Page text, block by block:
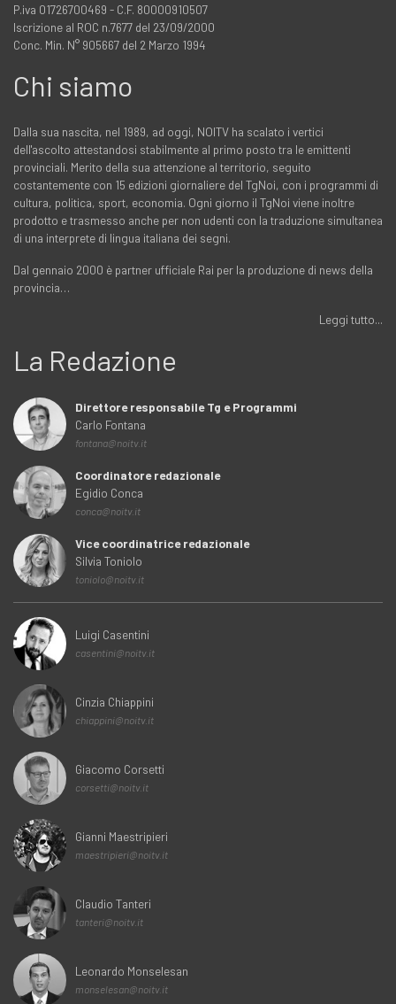
P.iva 01726700469 - C.F. 80000910507
Iscrizione al ROC n.7677 del 23/09/2000
Conc. Min. N° 905667 del 2 Marzo 1994
Chi siamo
Dalla sua nascita, nel 1989, ad oggi, NOITV ha scalato i vertici
dell'ascolto attestandosi stabilmente al primo posto tra le emittenti
provinciali. Merito della sua attenzione al territorio, seguito
costantemente con 15 edizioni giornaliere del TgNoi, con i programmi di
cultura, politica, sport, economia. Ogni giorno il TgNoi viene inoltre
prodotto e trasmesso anche per non udenti con la traduzione simultanea
di una interprete di lingua italiana dei segni.
Dal gennaio 2000 è partner ufficiale Rai per la produzione di news della
provincia…
Leggi tutto...
La Redazione
Direttore responsabile Tg e Programmi
Carlo Fontana
fontana@noitv.it
Coordinatore redazionale
Egidio Conca
conca@noitv.it
Vice coordinatrice redazionale
Silvia Toniolo
toniolo@noitv.it
Luigi Casentini
casentini@noitv.it
Cinzia Chiappini
chiappini@noitv.it
Giacomo Corsetti
corsetti@noitv.it
Gianni Maestripieri
maestripieri@noitv.it
Claudio Tanteri
tanteri@noitv.it
Leonardo Monselesan
monselesan@noitv.it